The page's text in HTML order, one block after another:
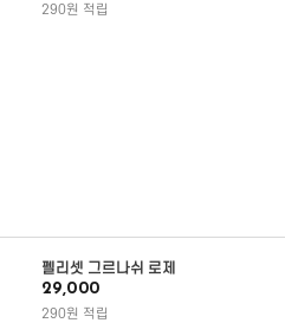
290원 적립
펠리셋 그르나쉬 로제
29,000
290원 적립